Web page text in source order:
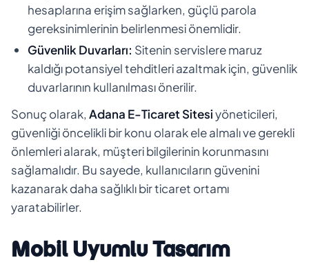
hesaplarına erişim sağlarken, güçlü parola
gereksinimlerinin belirlenmesi önemlidir.
Güvenlik Duvarları: Sitenin servislere maruz
kaldığı potansiyel tehditleri azaltmak için, güvenlik
duvarlarının kullanılması önerilir.
Sonuç olarak, Adana E-Ticaret Sitesiyöneticileri,
güvenliği öncelikli bir konu olarak ele almalı ve gerekli
önlemleri alarak, müşteri bilgilerinin korunmasını
sağlamalıdır. Bu sayede, kullanıcıların güvenini
kazanarak daha sağlıklı bir ticaret ortamı
yaratabilirler.
Mobil Uyumlu Tasarım